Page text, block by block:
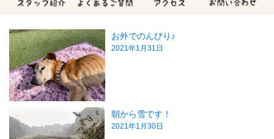
お外でのんびり♪
2021年1月31日
朝から雪です！
2021年1月30日